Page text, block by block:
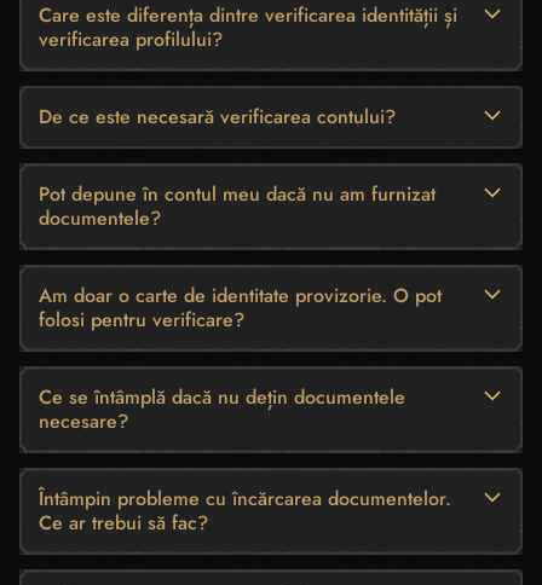
Care este diferența dintre verificarea identității și
verificarea profilului?
De ce este necesară verificarea contului?
Pot depune în contul meu dacă nu am furnizat
documentele?
Am doar o carte de identitate provizorie. O pot
folosi pentru verificare?
Ce se întâmplă dacă nu dețin documentele
necesare?
Întâmpin probleme cu încărcarea documentelor.
Ce ar trebui să fac?